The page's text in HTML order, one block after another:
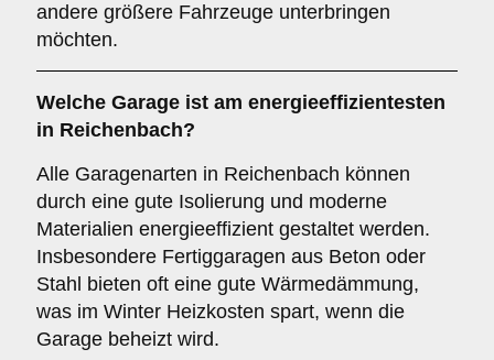
andere größere Fahrzeuge unterbringen
möchten.
Welche Garage ist am energieeffizientesten
in Reichenbach?
Alle Garagenarten in Reichenbach können
durch eine gute Isolierung und moderne
Materialien energieeffizient gestaltet werden.
Insbesondere Fertiggaragen aus Beton oder
Stahl bieten oft eine gute Wärmedämmung,
was im Winter Heizkosten spart, wenn die
Garage beheizt wird.